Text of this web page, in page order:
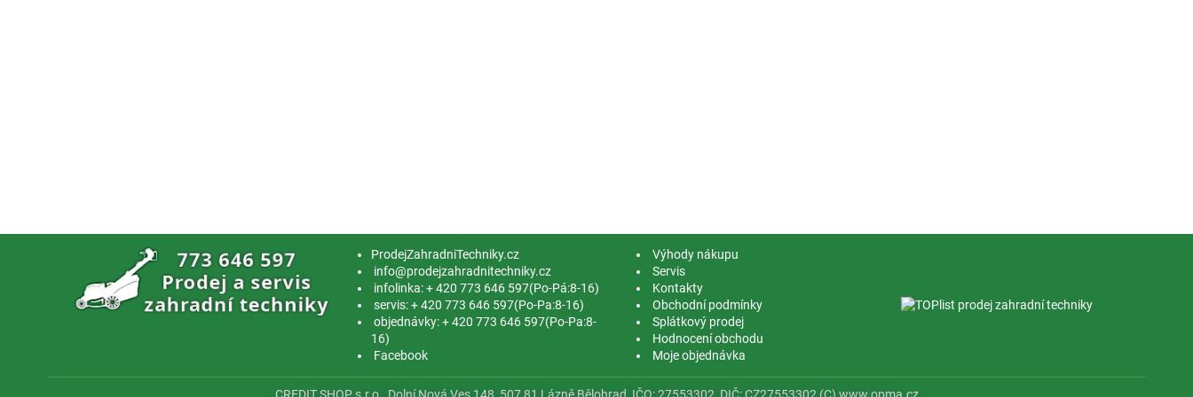
ProdejZahradniTechniky.cz
info@prodejzahradnitechniky.cz
infolinka: + 420 773 646 597(Po-Pá:8-16)
servis: + 420 773 646 597(Po-Pa:8-16)
objednávky: + 420 773 646 597(Po-Pa:8-
16)
Facebook
Výhody nákupu
Servis
Kontakty
Obchodní podmínky
Splátkový prodej
Hodnocení obchodu
Moje objednávka